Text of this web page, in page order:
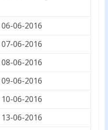
06-06-2016
07-06-2016
08-06-2016
09-06-2016
10-06-2016
13-06-2016